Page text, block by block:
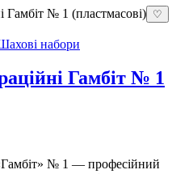
♡
набори
Гамбіт № 1
№ 1 — професійний